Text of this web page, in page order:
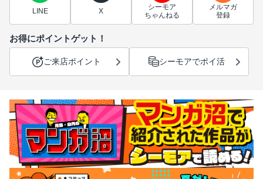
LINE X
シーモア
ちゃんねる
メルマガ
登録
お得にポイントゲット！
ご来店ポイント シーモアでポイ活